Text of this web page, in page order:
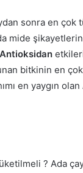
sonra en çok
mide
Antioksidan
bitkinin en
en yaygın
? Ada